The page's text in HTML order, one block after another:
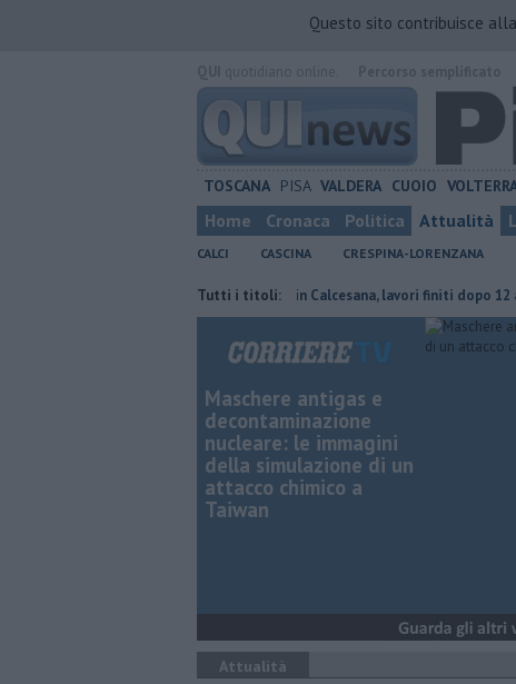
Questo sito contribuisce
TOSCANA PISA VALDERA CUOIO
Home Cronaca Politica Attualità
CALCI CASCINA CRESPINA-LORENZANA
Tutti i titoli:
San Marco in Calcesana, lavori finiti dopo 12 anni
Maschere antigas e
decontaminazione
nucleare: le immagini
della simulazione di un
attacco chimico a
Taiwan
Attualità